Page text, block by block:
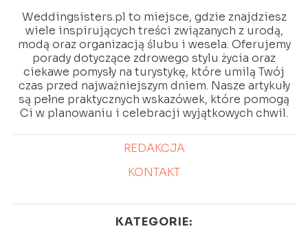
Weddingsisters.pl to miejsce, gdzie znajdziesz
wiele inspirujących treści związanych z urodą,
modą oraz organizacją ślubu i wesela. Oferujemy
porady dotyczące zdrowego stylu życia oraz
ciekawe pomysły na turystykę, które umilą Twój
czas przed najważniejszym dniem. Nasze artykuły
są pełne praktycznych wskazówek, które pomogą
Ci w planowaniu i celebracji wyjątkowych chwil.
REDAKCJA
KONTAKT
KATEGORIE: